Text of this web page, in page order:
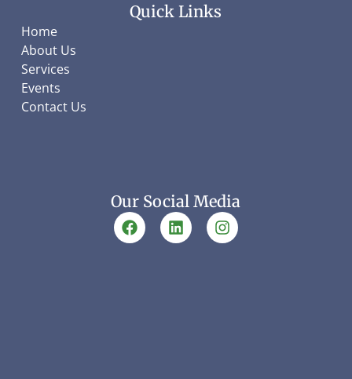
Quick Links
Home
About Us
Services
Events
Contact Us
Our Social Media